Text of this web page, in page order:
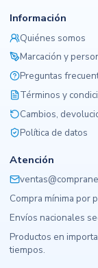
Información
Quiénes somos
Marcación y
Preguntas
Términos y
Cambios,
Política de datos
Atención
Compra mínima por
Envíos nacionales
Productos en
tiempos.